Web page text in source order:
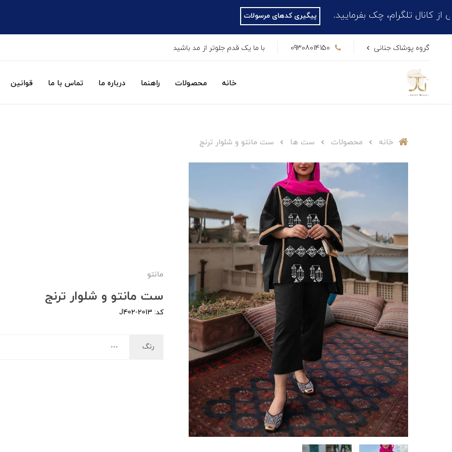
چک بفرمایید. پیگیری کدهای مرسولات
گروه پوشاک جنانی 09308014150 با ما یک قدم جلوتر از مد باشید
خانه محصولات راهنما درباره ما تماس با ما قوانین
خانه محصولات ست ها ست مانتو و شلوار ترنج
مانتو
ست مانتو و شلوار ترنج
کد: J402-2013
رنگ